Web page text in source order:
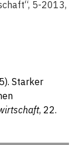
5-2013,
Starker
, 22.